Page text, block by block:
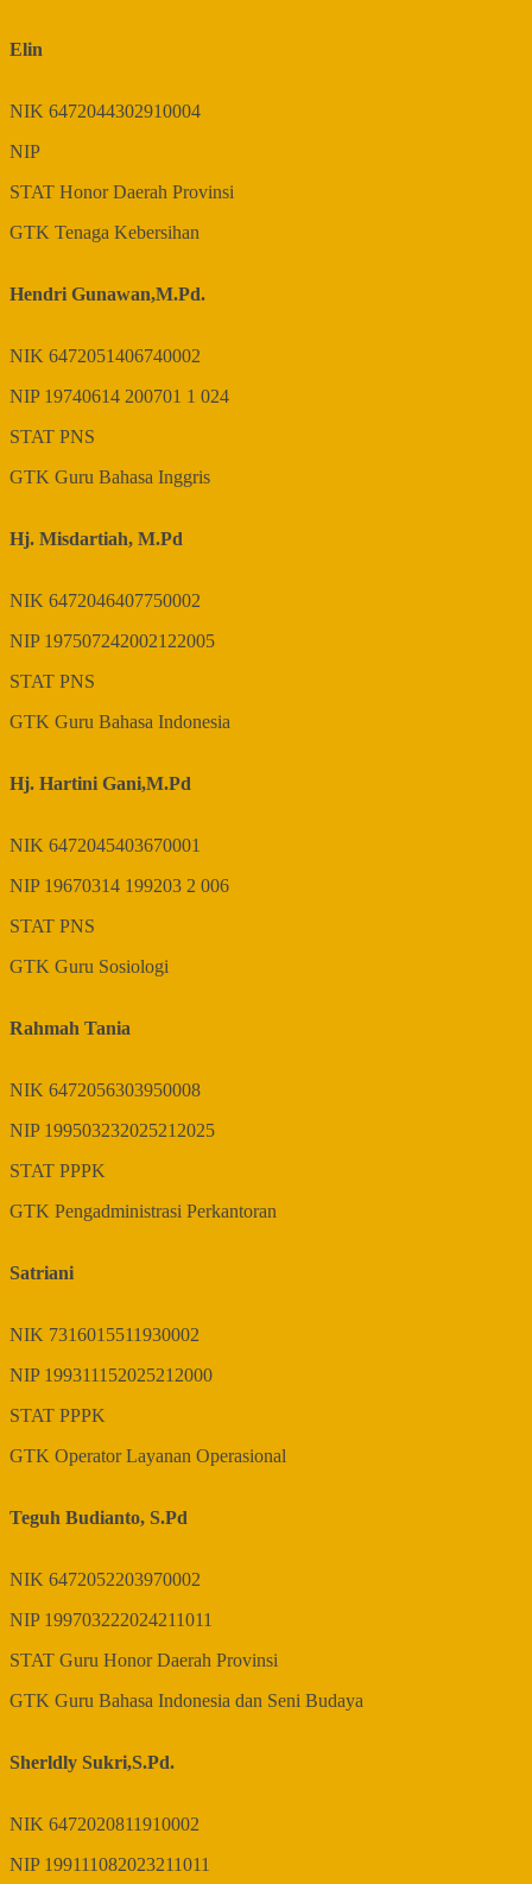
Elin
NIK 6472044302910004
NIP
STAT Honor Daerah Provinsi
GTK Tenaga Kebersihan
Hendri Gunawan,M.Pd.
NIK 6472051406740002
NIP 19740614 200701 1 024
STAT PNS
GTK Guru Bahasa Inggris
Hj. Misdartiah, M.Pd
NIK 6472046407750002
NIP 197507242002122005
STAT PNS
GTK Guru Bahasa Indonesia
Hj. Hartini Gani,M.Pd
NIK 6472045403670001
NIP 19670314 199203 2 006
STAT PNS
GTK Guru Sosiologi
Rahmah Tania
NIK 6472056303950008
NIP 199503232025212025
STAT PPPK
GTK Pengadministrasi Perkantoran
Satriani
NIK 7316015511930002
NIP 199311152025212000
STAT PPPK
GTK Operator Layanan Operasional
Teguh Budianto, S.Pd
NIK 6472052203970002
NIP 199703222024211011
STAT Guru Honor Daerah Provinsi
GTK Guru Bahasa Indonesia dan Seni Budaya
Sherldly Sukri,S.Pd.
NIK 6472020811910002
NIP 199111082023211011